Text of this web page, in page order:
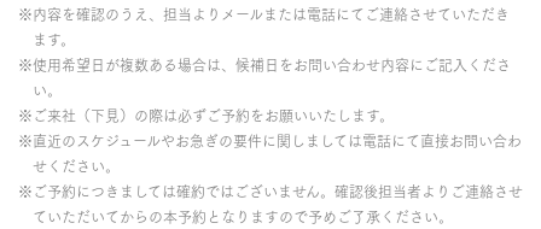
※内容を確認のうえ、担当よりメールまたは電話にてご連絡させていただき
ます。
※使用希望日が複数ある場合は、候補日をお問い合わせ内容にご記入くださ
い。
※ご来社（下見）の際は必ずご予約をお願いいたします。
※直近のスケジュールやお急ぎの要件に関しましては電話にて直接お問い合わ
せください。
※ご予約につきましては確約ではございません。確認後担当者よりご連絡させ
ていただいてからの本予約となりますので予めご了承ください。